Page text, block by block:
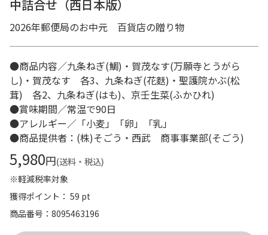
中詰合せ（西日本版）
2026年郵便局のお中元 百貨店の贈り物
●商品内容／九条ねぎ(鯛)・賀茂なす(万願寺とうがら
し)・賀茂なす 各3、九条ねぎ(花麩)・聖護院かぶ(松
茸) 各2、九条ねぎ(はも)、京壬生菜(ふかひれ)
●賞味期間／常温で90日
●アレルギー／「小麦」「卵」「乳」
●商品提供者：(株)そごう・西武 商事事業部(そごう)
5,980円(送料・税込)
※軽減税率対象
獲得ポイント： 59 pt
商品番号
8095463196